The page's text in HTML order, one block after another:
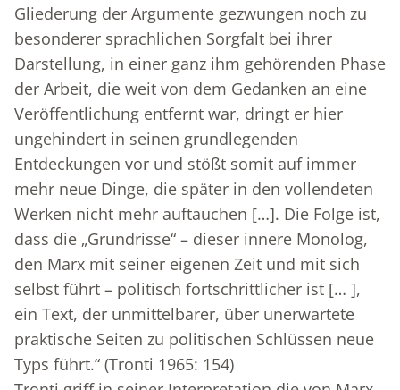
Gliederung der Argumente gezwungen noch zu
besonderer sprachlichen Sorgfalt bei ihrer
Darstellung, in einer ganz ihm gehörenden Phase
der Arbeit, die weit von dem Gedanken an eine
Veröffentlichung entfernt war, dringt er hier
ungehindert in seinen grundlegenden
Entdeckungen vor und stößt somit auf immer
mehr neue Dinge, die später in den vollendeten
Werken nicht mehr auftauchen […]. Die Folge ist,
dass die „Grundrisse“ – dieser innere Monolog,
den Marx mit seiner eigenen Zeit und mit sich
selbst führt – politisch fortschrittlicher ist [… ],
ein Text, der unmittelbarer, über unerwartete
praktische Seiten zu politischen Schlüssen neue
Typs führt.“ (Tronti 1965: 154)